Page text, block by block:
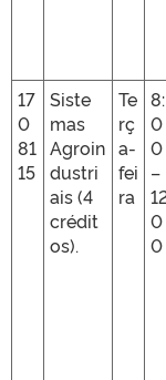
17
0
81
15
Siste
mas
Agroin
dustri
ais (4
crédit
os).
Te
rç
a-
fei
ra
8:
0
0
–
0
0